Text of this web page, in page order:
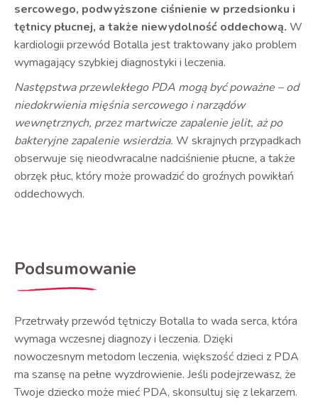
sercowego, podwyższone ciśnienie w przedsionku i
tętnicy płucnej, a także niewydolność oddechową. W
kardiologii przewód Botalla jest traktowany jako problem
wymagający szybkiej diagnostyki i leczenia.
Następstwa przewlekłego PDA mogą być poważne – od
niedokrwienia mięśnia sercowego i narządów
wewnętrznych, przez martwicze zapalenie jelit, aż po
bakteryjne zapalenie wsierdzia. W skrajnych przypadkach
obserwuje się nieodwracalne nadciśnienie płucne, a także
obrzęk płuc, który może prowadzić do groźnych powikłań
oddechowych.
Podsumowanie
Przetrwały przewód tętniczy Botalla to wada serca, która
wymaga wczesnej diagnozy i leczenia. Dzięki
nowoczesnym metodom leczenia, większość dzieci z PDA
ma szansę na pełne wyzdrowienie. Jeśli podejrzewasz, że
Twoje dziecko może mieć PDA, skonsultuj się z lekarzem.